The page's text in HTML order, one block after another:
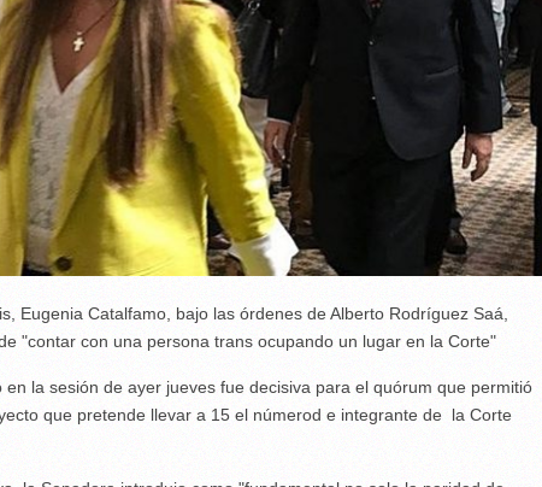
Eugenia Catalfamo, bajo las órdenes de Alberto Rodríguez Saá,
"contar con una persona trans ocupando un lugar en la Corte"
en la sesión de ayer jueves fue decisiva para el quórum que permitió
que pretende llevar a 15 el númerod e integrante de la Corte